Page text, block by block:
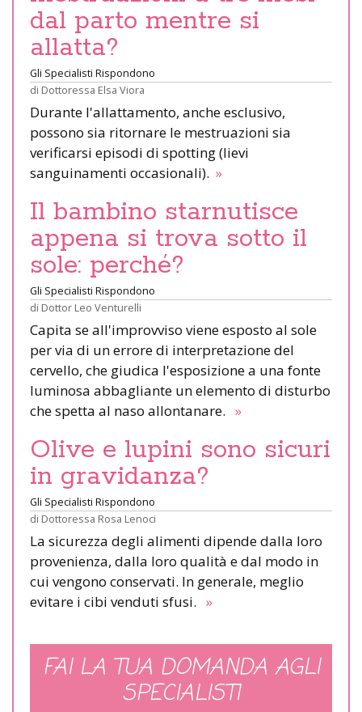
dal parto mentre si
allatta?
Gli Specialisti Rispondono
di Dottoressa Elsa Viora
Durante l'allattamento, anche esclusivo,
possono sia ritornare le mestruazioni sia
verificarsi episodi di spotting (lievi
sanguinamenti occasionali). »
Il bambino starnutisce
appena si trova sotto il
sole: perché?
Gli Specialisti Rispondono
di Dottor Leo Venturelli
Capita se all'improvviso viene esposto al sole
per via di un errore di interpretazione del
cervello, che giudica l'esposizione a una fonte
luminosa abbagliante un elemento di disturbo
che spetta al naso allontanare. »
Olive e lupini sono sicuri
in gravidanza?
Gli Specialisti Rispondono
di Dottoressa Rosa Lenoci
La sicurezza degli alimenti dipende dalla loro
provenienza, dalla loro qualità e dal modo in
cui vengono conservati. In generale, meglio
evitare i cibi venduti sfusi. »
FAI LA TUA DOMANDA AGLI
SPECIALISTI